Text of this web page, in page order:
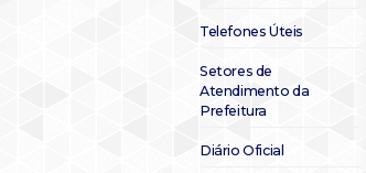
Telefones Úteis
Setores de
Atendimento da
Prefeitura
Diário Oficial